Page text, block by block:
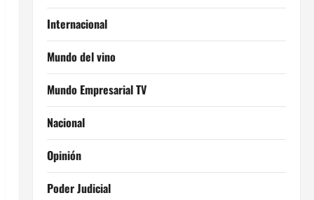
Internacional
Mundo del vino
Mundo Empresarial TV
Nacional
Opinión
Poder Judicial